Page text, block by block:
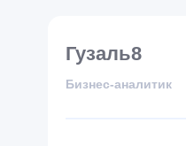
Гузаль8
Бизнес-аналитик